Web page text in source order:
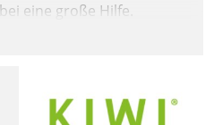
eine große Hilfe.